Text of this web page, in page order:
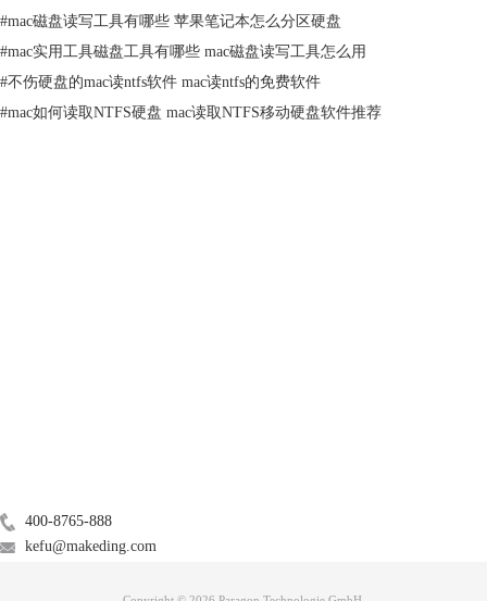
Mac分区磁盘不自由的原因：
Mac无法对ntfs格式磁盘进行正常读写，所以在分区时即便将分区格式设
置为ntfs格式，Mac也不能正常读写磁盘分区。ntfs格式优点很多，（1）
在传输单个文件时对文件大小不限制；（2）安全系数方面，ntfs格式格式
#mac磁盘读写工具有哪些 苹果笔记本怎么分区硬盘
#mac实用工具磁盘工具有哪些 mac磁盘读写工具怎么用
#不伤硬盘的mac读ntfs软件 mac读ntfs的免费软件
#mac如何读取NTFS硬盘 mac读取NTFS移动硬盘软件推荐
400-8765-888
kefu@makeding.com